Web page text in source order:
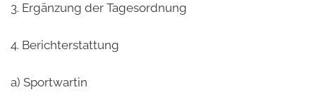
3. Ergänzung der Tagesordnung
4. Berichterstattung
a) Sportwartin